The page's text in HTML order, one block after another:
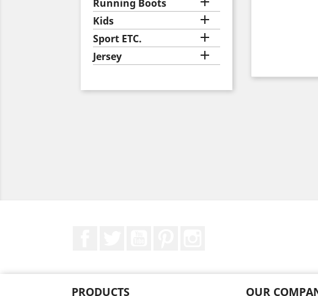
Running Boots
Kids 
Sport ETC. 
Jersey 
PRODUCTS OUR